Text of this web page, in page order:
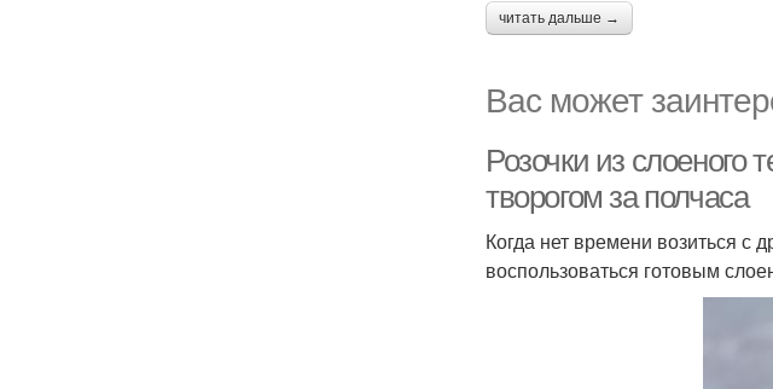
читать дальше →
Вас может
Розочки из
творогом за полчаса
Когда нет времени возиться с
воспользоваться готовым